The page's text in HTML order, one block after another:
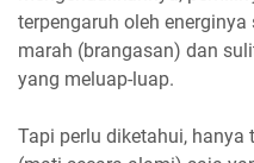
terpengaruh oleh
marah (brangasan) dan
yang meluap-luap.
Tapi perlu diketahui,